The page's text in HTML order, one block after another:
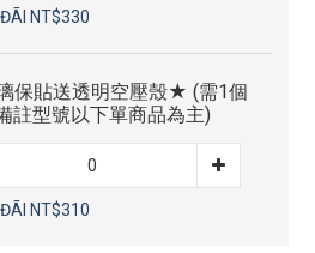
NT$330
保貼送透明空壓殼★ (需1個
註型號以下單商品為主)
NT$310